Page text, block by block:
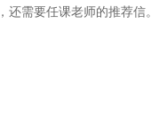
还需要任课老师的推荐信